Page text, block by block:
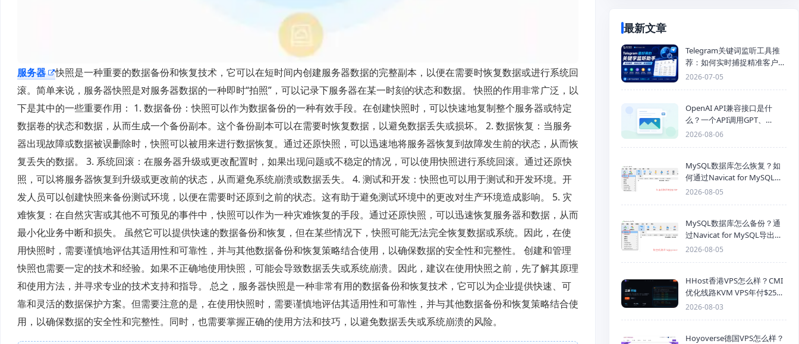
服务器
快照是一种重要的数据备份和恢复技术，它可以在短时间内创建服务器数据的完整副本，以便在需要时恢复数据或进行系统回
滚。简单来说，服务器快照是对服务器数据的一种即时“拍照”，可以记录下服务器在某一时刻的状态和数据。 快照的作用非常广泛，以
下是其中的一些重要作用： 1. 数据备份：快照可以作为数据备份的一种有效手段。在创建快照时，可以快速地复制整个服务器或特定
数据卷的状态和数据，从而生成一个备份副本。这个备份副本可以在需要时恢复数据，以避免数据丢失或损坏。 2. 数据恢复：当服务
器出现故障或数据被误删除时，快照可以被用来进行数据恢复。通过还原快照，可以迅速地将服务器恢复到故障发生前的状态，从而恢
复丢失的数据。 3. 系统回滚：在服务器升级或更改配置时，如果出现问题或不稳定的情况，可以使用快照进行系统回滚。通过还原快
照，可以将服务器恢复到升级或更改前的状态，从而避免系统崩溃或数据丢失。 4. 测试和开发：快照也可以用于测试和开发环境。开
发人员可以创建快照来备份测试环境，以便在需要时还原到之前的状态。这有助于避免测试环境中的更改对生产环境造成影响。 5. 灾
难恢复：在自然灾害或其他不可预见的事件中，快照可以作为一种灾难恢复的手段。通过还原快照，可以迅速恢复服务器和数据，从而
最小化业务中断和损失。 虽然它可以提供快速的数据备份和恢复，但在某些情况下，快照可能无法完全恢复数据或系统。因此，在使
用快照时，需要谨慎地评估其适用性和可靠性，并与其他数据备份和恢复策略结合使用，以确保数据的安全性和完整性。 创建和管理
快照也需要一定的技术和经验。如果不正确地使用快照，可能会导致数据丢失或系统崩溃。因此，建议在使用快照之前，先了解其原理
和使用方法，并寻求专业的技术支持和指导。 总之，服务器快照是一种非常有用的数据备份和恢复技术，它可以为企业提供快速、可
靠和灵活的数据保护方案。但需要注意的是，在使用快照时，需要谨慎地评估其适用性和可靠性，并与其他数据备份和恢复策略结合使
用，以确保数据的安全性和完整性。同时，也需要掌握正确的使用方法和技巧，以避免数据丢失或系统崩溃的风险。
最新文章
Telegram关键词监听工具推
荐：如何实时捕捉精准客户，
提高获客效率？
2026-07-05
OpenAI API兼容接口是什
么？一个API调用GPT、
Claude、Gemini、DeepSeek
2026-08-06
MySQL数据库怎么恢复？如
何通过Navicat for MySQL导
入SQL备份文件
2026-08-05
MySQL数据库怎么备份？通
过Navicat for MySQL导出
Mysql数据库为SQL格式备份
2026-08-05
HHost香港VPS怎么样？CMI
优化线路KVM VPS年付$25
起，4GB内存优惠套餐
2026-08-03
Hoyoverse德国VPS怎么样？